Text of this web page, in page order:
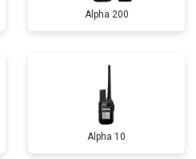
Alpha 200
Alpha 10